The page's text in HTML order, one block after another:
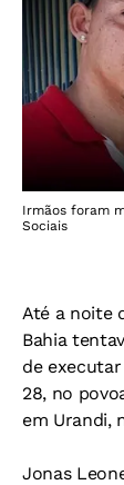
Irmãos foram
Sociais
Até a noite
Bahia
de
28, no
em Urandi,
Jonas